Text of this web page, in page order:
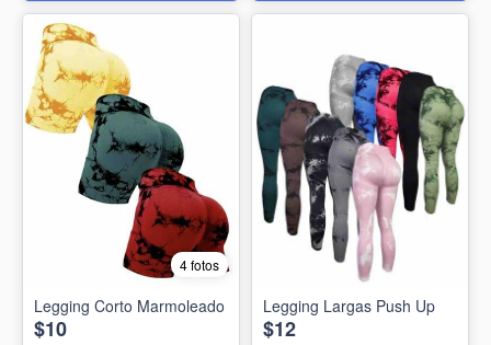
4 fotos
Legging Corto Marmoleado
$10
Legging Largas Push Up
$12